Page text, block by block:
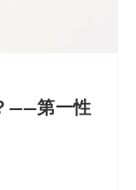
——第一性